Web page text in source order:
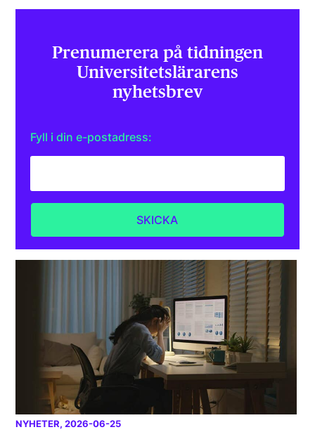
Prenumerera på tidningen
Universitets­lärarens
nyhetsbrev
Fyll i din e-postadress:
NYHETER, 2026-06-25